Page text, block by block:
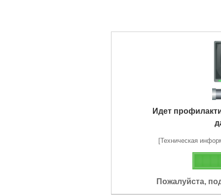
Идет
[Техническая
Пожалуйста,